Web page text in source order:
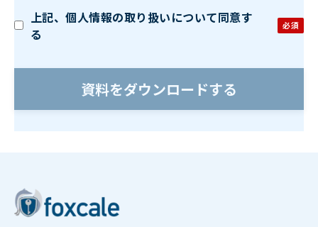
上記、個人情報の取り扱いについて同意す
る